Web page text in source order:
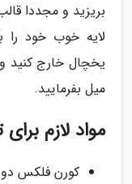
بریزید و مجددا
لایه خوب خود
یخچال خارج کنید
میل بفرمایید.
مواد لازم
کورن فلکس دو